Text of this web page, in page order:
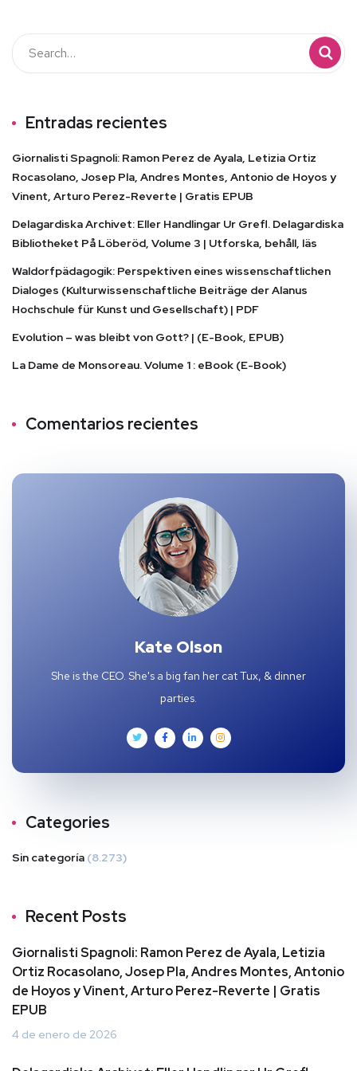
Entradas recientes
Giornalisti Spagnoli: Ramon Perez de Ayala, Letizia Ortiz
Rocasolano, Josep Pla, Andres Montes, Antonio de Hoyos y
Vinent, Arturo Perez-Reverte | Gratis EPUB
Delagardiska Archivet: Eller Handlingar Ur Grefl. Delagardiska
Bibliotheket På Löberöd, Volume 3 | Utforska, behåll, läs
Waldorfpädagogik: Perspektiven eines wissenschaftlichen
Dialoges (Kulturwissenschaftliche Beiträge der Alanus
Hochschule für Kunst und Gesellschaft) | PDF
Evolution – was bleibt von Gott? | (E-Book, EPUB)
La Dame de Monsoreau. Volume 1 : eBook (E-Book)
Comentarios recientes
Kate Olson
She is the CEO. She's a big fan her cat Tux, & dinner
parties.
Categories
Sin categoría (8.273)
Recent Posts
Giornalisti Spagnoli: Ramon Perez de Ayala, Letizia
Ortiz Rocasolano, Josep Pla, Andres Montes, Antonio
de Hoyos y Vinent, Arturo Perez-Reverte | Gratis
EPUB
4 de enero de 2026